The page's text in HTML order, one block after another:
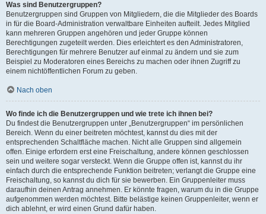
Was sind Benutzergruppen?
Benutzergruppen sind Gruppen von Mitgliedern, die die Mitglieder des Boards
in für die Board-Administration verwaltbare Einheiten aufteilt. Jedes Mitglied
kann mehreren Gruppen angehören und jeder Gruppe können
Berechtigungen zugeteilt werden. Dies erleichtert es den Administratoren,
Berechtigungen für mehrere Benutzer auf einmal zu ändern und sie zum
Beispiel zu Moderatoren eines Bereichs zu machen oder ihnen Zugriff zu
einem nichtöffentlichen Forum zu geben.
Nach oben
Wo finde ich die Benutzergruppen und wie trete ich ihnen bei?
Du findest die Benutzergruppen unter „Benutzergruppen“ im persönlichen
Bereich. Wenn du einer beitreten möchtest, kannst du dies mit der
entsprechenden Schaltfläche machen. Nicht alle Gruppen sind allgemein
offen. Einige erfordern erst eine Freischaltung, andere können geschlossen
sein und weitere sogar versteckt. Wenn die Gruppe offen ist, kannst du ihr
einfach durch die entsprechende Funktion beitreten; verlangt die Gruppe eine
Freischaltung, so kannst du dich für sie bewerben. Ein Gruppenleiter muss
daraufhin deinen Antrag annehmen. Er könnte fragen, warum du in die Gruppe
aufgenommen werden möchtest. Bitte belästige keinen Gruppenleiter, wenn er
dich ablehnt, er wird einen Grund dafür haben.